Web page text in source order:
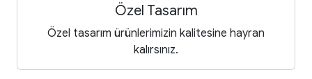
Özel Tasarım
Özel tasarım ürünlerimizin kalitesine hayran
kalırsınız.